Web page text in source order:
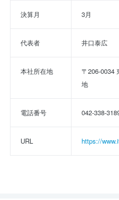
決算月 3月
代表者 井口泰広
本社所在地
〒206-0034
地
電話番号 042-338-
URL https://